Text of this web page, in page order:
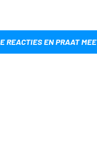
REACTIES EN PRAAT MEE